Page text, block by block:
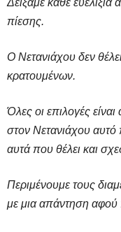
πίεσης.
Ο Νετανιάχου δεν
κρατουμένων.
Όλες οι επιλογές
στον Νετανιάχου αυτό
αυτά που θέλει και
Περιμένουμε τους
με μια απάντηση